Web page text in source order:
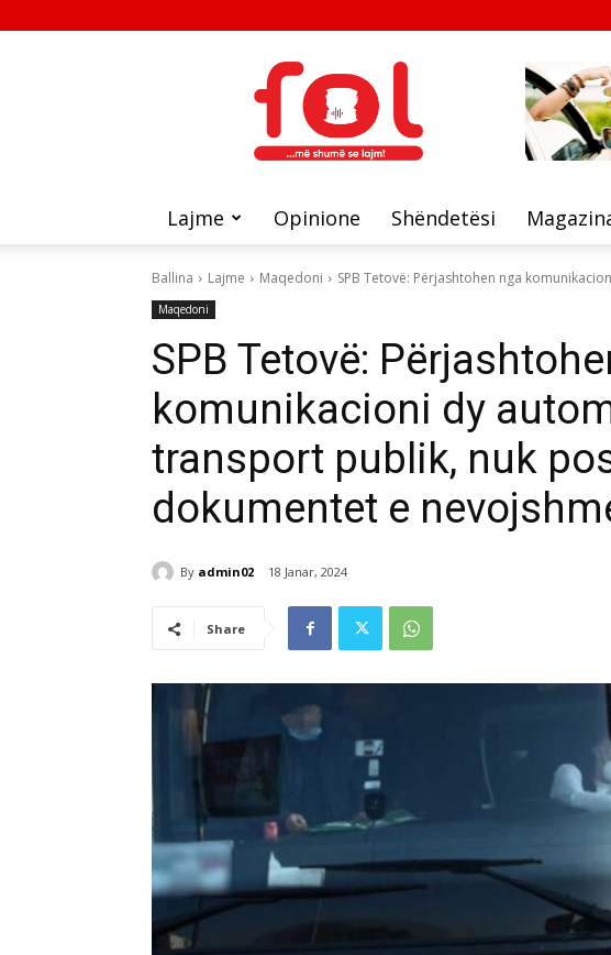
FOL
Lajme Opinione Shëndetësi
Ballina Lajme Maqedoni SPB Tetovë: Përjashtohen nga
Maqedoni
SPB Tetovë:
komunikacioni dy
transport publik, nuk
dokumentet e
By admin02 18 Janar, 2024
Share